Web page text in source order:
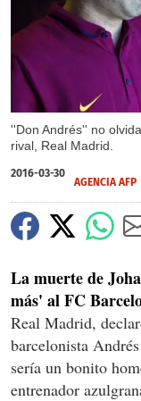
''Don Andrés'' no
rival, Real Madrid.
2016-03-30
AGENCIA AFP
La muerte de
más' al FC
Real Madrid,
barcelonista
sería un bonito
entrenador